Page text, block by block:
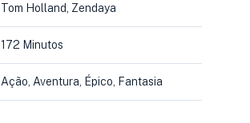
Tom Holland, Zendaya
172 Minutos
Ação, Aventura, Épico, Fantasia